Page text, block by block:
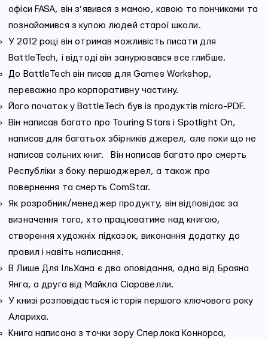
офіси FASA, він з’явився з мамою, кавою та пончиками та
познайомився з купою людей старої школи.
У 2012 році він отримав можливість писати для
BattleTech, і відтоді він занурювався все глибше.
До BattleTech він писав для Games Workshop,
переважно про корпоративну частину.
Його початок у BattleTech був із продуктів micro-PDF.
Він написав багато про Touring Stars і Spotlight On,
написав для багатьох збірників джерел, але поки що не
написав сольних книг. Він написав багато про смерть
Республіки з боку першоджерел, а також про
повернення та смерть ComStar.
Як розробник/менеджер продукту, він відповідає за
визначення того, хто працюватиме над книгою,
створення художніх підказок, виконання додатку до
правил і навіть написання.
В Лише Для ІльХана є два оповідання, одна від Браяна
Янга, а друга від Майкла Сіаравелли.
У книзі розповідається історія першого ключового року
Алариха.
Книга написана з точки зору Сперлока Коннорса,